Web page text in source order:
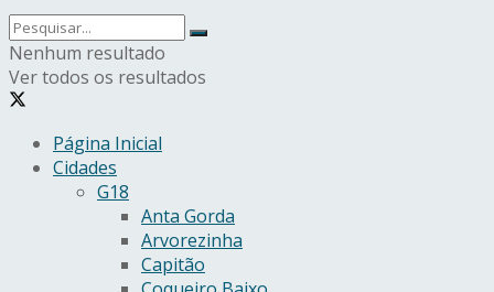
Nenhum resultado
Ver todos os resultados
Página Inicial
Cidades
G18
Anta Gorda
Arvorezinha
Capitão